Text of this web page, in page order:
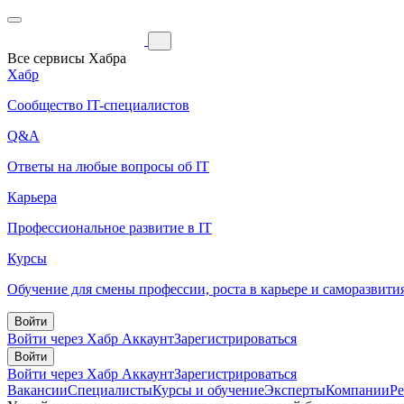
Все сервисы Хабра
Хабр
Сообщество IT-специалистов
Q&A
Ответы на любые вопросы об IT
Карьера
Профессиональное развитие в IT
Курсы
Обучение для смены профессии, роста в карьере и
Войти
Войти через Хабр АккаунтЗарегистрироваться
Войти
Войти через Хабр АккаунтЗарегистрироваться
ВакансииСпециалистыКурсы и обучениеЭкспертыКомпании